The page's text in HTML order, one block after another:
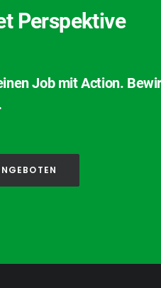
Perspektive
Job mit Action.